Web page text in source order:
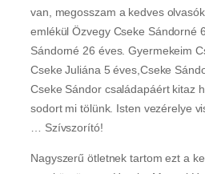
van, megosszam a kedves
emlékül Özvegy Cseke Sándorné
Sándorné 26 éves. Gyermekeim
Cseke Juliána 5 éves,Cseke
Cseke Sándor családapáért kitaz
sodort mi tölünk. Isten vezérelye
… Szívszorító!
Nagyszerű ötletnek tartom ezt a